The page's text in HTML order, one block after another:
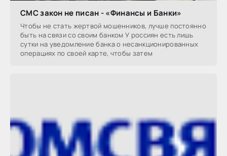
СМС закон не писан - «Финансы и Банки»
Чтобы не стать жертвой мошенников, лучше постоянно
быть на связи со своим банком У россиян есть лишь
сутки на уведомление банка о несанкционированных
операциях по своей карте, чтобы затем